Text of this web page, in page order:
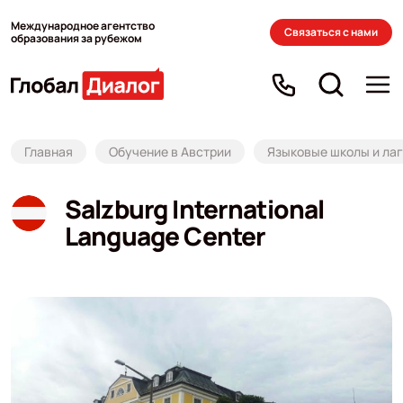
Международное агентство
образования за рубежом
Связаться с нами
Главная Обучение в Австрии Языковые школы и
Salzburg International
Language Center